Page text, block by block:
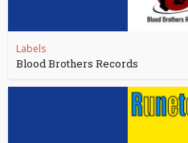
Labels
Blood Brothers Records